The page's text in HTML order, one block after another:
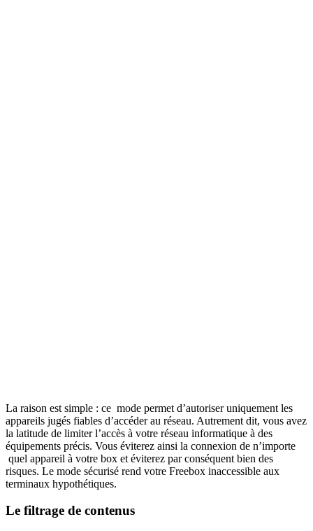
La raison est simple : ce mode permet d’autoriser uniquement les
appareils jugés fiables d’accéder au réseau. Autrement dit, vous avez
la latitude de limiter l’accès à votre réseau informatique à des
équipements précis. Vous éviterez ainsi la connexion de n’importe
quel appareil à votre box et éviterez par conséquent bien des
risques. Le mode sécurisé rend votre Freebox inaccessible aux
terminaux hypothétiques.
Le filtrage de contenus